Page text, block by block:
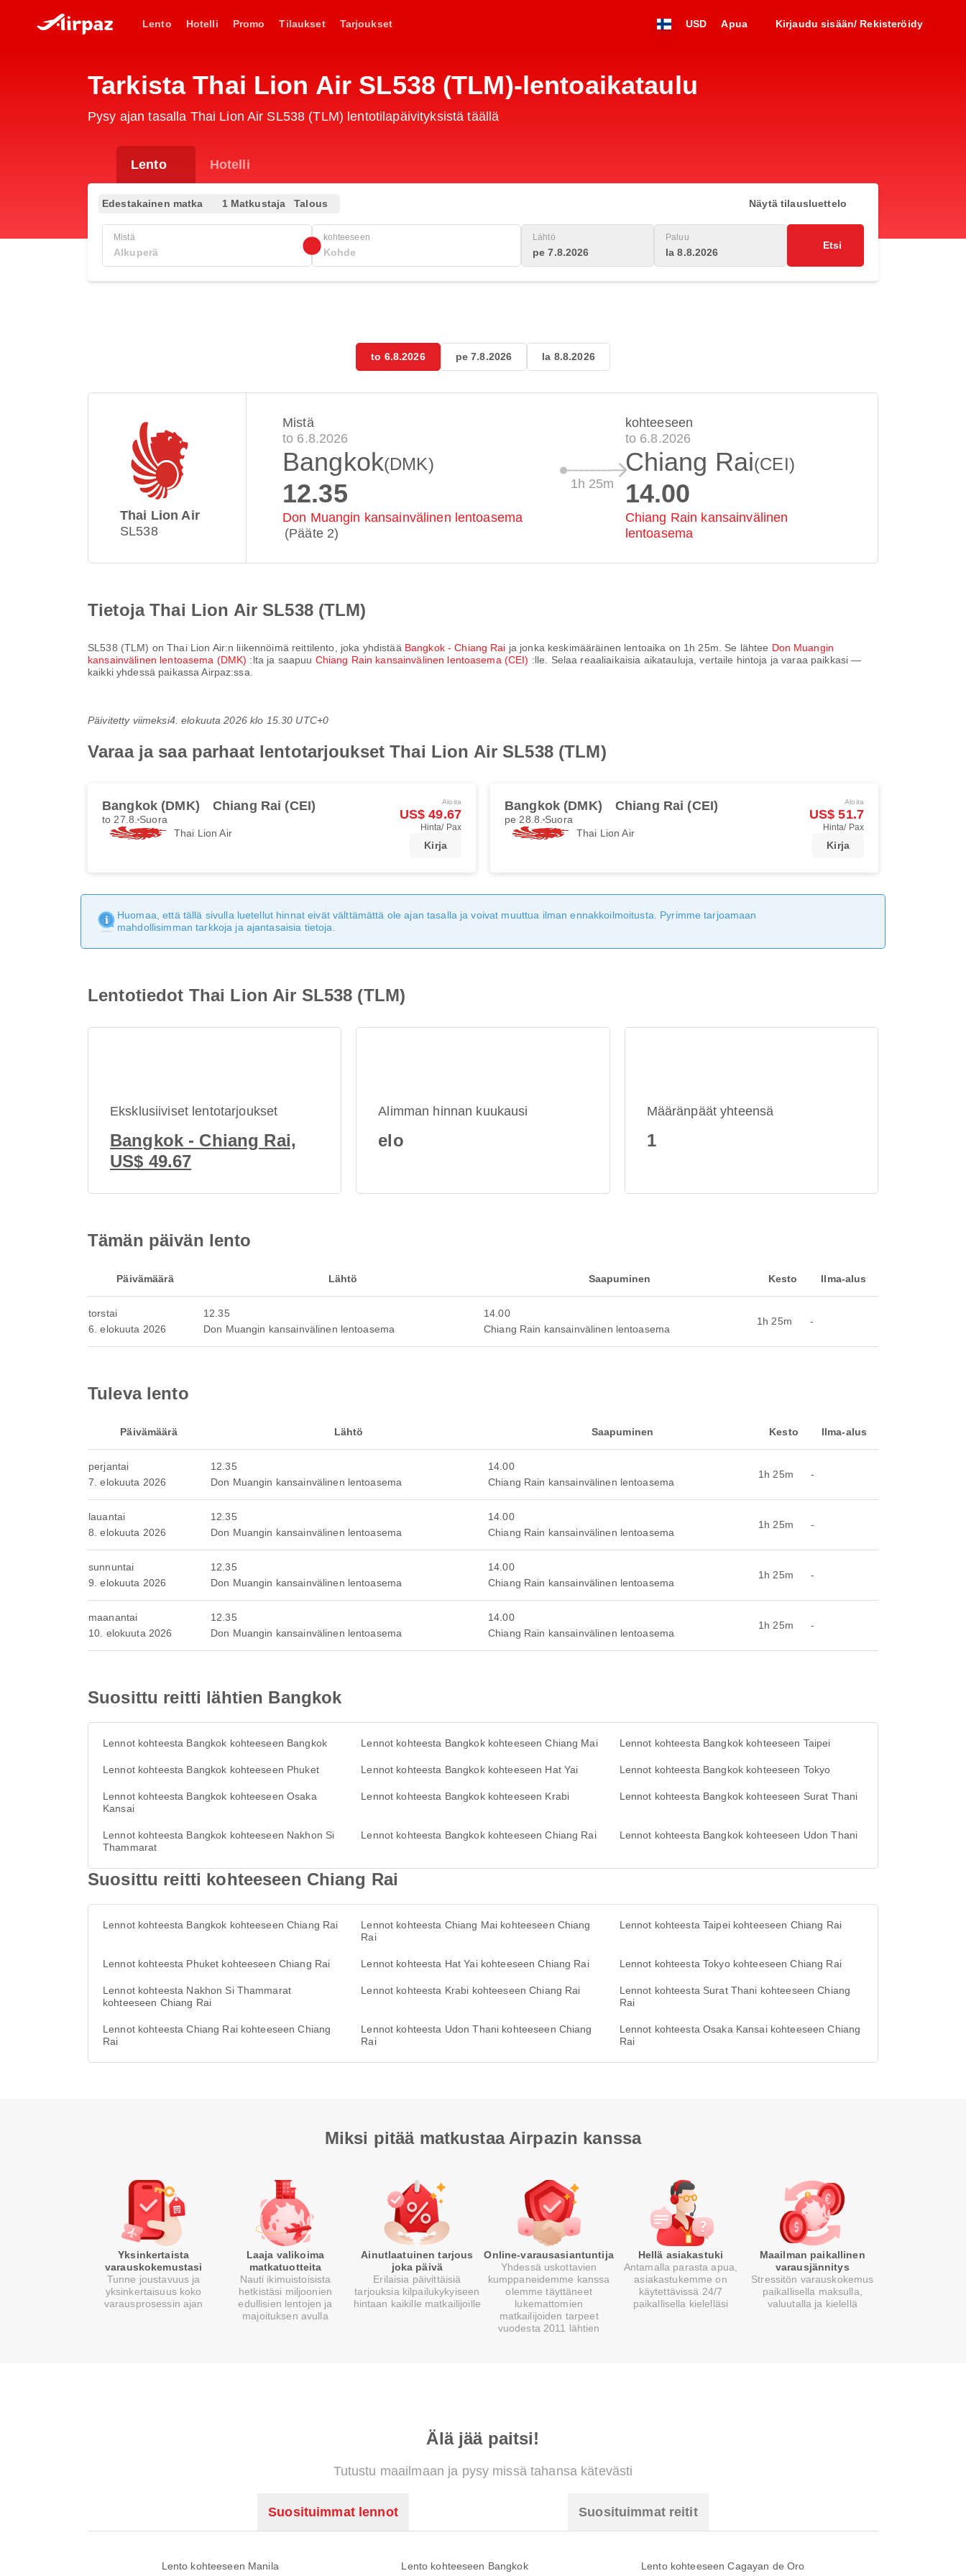
Lento Hotelli Promo Tilaukset Tarjoukset USD Apua Kirjaudu sisään/ Rekisteröidy
Tarkista Thai Lion Air SL538 (TLM)-lentoaikataulu
Pysy ajan tasalla Thai Lion Air SL538 (TLM) lentotilapäivityksistä täällä
Lento Hotelli
Edestakainen matka 1 Matkustaja Talous Näytä tilausluettelo
Mistä kohteeseen Lähtö
pe 7.8.2026
Paluu
la 8.8.2026
Etsi
to 6.8.2026 pe 7.8.2026 la 8.8.2026
Thai Lion Air
SL538
Mistä
to 6.8.2026
Bangkok(DMK)
12.35
Don Muangin kansainvälinen lentoasema
(Pääte 2)
1h 25m
kohteeseen
to 6.8.2026
Chiang Rai(CEI)
14.00
Chiang Rain kansainvälinen
lentoasema
Tietoja Thai Lion Air SL538 (TLM)
SL538 (TLM) onThai Lion Air:n liikennöimä reittilento, joka yhdistää Bangkok - Chiang Rai ja jonka keskimääräinen lentoaika on 1h 25m . Se lähtee Don Muangin
kansainvälinen lentoasema (DMK) :lta ja saapuu Chiang Rain kansainvälinen lentoasema (CEI) :lle. Selaa reaaliaikaisia aikatauluja, vertaile hintoja ja varaa paikkasi —
kaikki yhdessä paikassa Airpaz:ssa.
Päivitetty viimeksi4. elokuuta 2026 klo 15.30 UTC+0
Varaa ja saa parhaat lentotarjoukset Thai Lion Air SL538 (TLM)
Bangkok (DMK) Chiang Rai (CEI)
to 27.8. Suora
Thai Lion Air
Aloita
US$ 49.67
Hinta/ Pax
Kirja
Bangkok (DMK) Chiang Rai (CEI)
pe 28.8. Suora
Thai Lion Air
Aloita
US$ 51.7
Hinta/ Pax
Kirja
Huomaa, että tällä sivulla luetellut hinnat eivät välttämättä ole ajan tasalla ja voivat muuttua ilman ennakkoilmoitusta. Pyrimme tarjoamaan
mahdollisimman tarkkoja ja ajantasaisia tietoja.
Lentotiedot Thai Lion Air SL538 (TLM)
Eksklusiiviset lentotarjoukset
Bangkok - Chiang Rai,
US$ 49.67
Alimman hinnan kuukausi
elo
Määränpäät yhteensä
1
Tämän päivän lento
Päivämäärä Lähtö Saapuminen Kesto Ilma-alus
torstai
6. elokuuta 2026
12.35
Don Muangin kansainvälinen lentoasema
14.00
Chiang Rain kansainvälinen lentoasema
1h 25m -
Tuleva lento
Päivämäärä Lähtö Saapuminen Kesto Ilma-alus
perjantai
7. elokuuta 2026
12.35
Don Muangin kansainvälinen lentoasema
14.00
Chiang Rain kansainvälinen lentoasema
1h 25m -
lauantai
8. elokuuta 2026
12.35
Don Muangin kansainvälinen lentoasema
14.00
Chiang Rain kansainvälinen lentoasema
1h 25m -
sunnuntai
9. elokuuta 2026
12.35
Don Muangin kansainvälinen lentoasema
14.00
Chiang Rain kansainvälinen lentoasema
1h 25m -
maanantai
10. elokuuta 2026
12.35
Don Muangin kansainvälinen lentoasema
14.00
Chiang Rain kansainvälinen lentoasema
1h 25m -
Suosittu reitti lähtien Bangkok
Lennot kohteesta Bangkok kohteeseen Bangkok Lennot kohteesta Bangkok kohteeseen Chiang Mai Lennot kohteesta Bangkok kohteeseen Taipei
Lennot kohteesta Bangkok kohteeseen Phuket Lennot kohteesta Bangkok kohteeseen Hat Yai Lennot kohteesta Bangkok kohteeseen Tokyo
Lennot kohteesta Bangkok kohteeseen Osaka
Kansai
Lennot kohteesta Bangkok kohteeseen Krabi Lennot kohteesta Bangkok kohteeseen Surat Thani
Lennot kohteesta Bangkok kohteeseen Nakhon Si
Thammarat
Lennot kohteesta Bangkok kohteeseen Chiang Rai Lennot kohteesta Bangkok kohteeseen Udon Thani
Suosittu reitti kohteeseen Chiang Rai
Lennot kohteesta Bangkok kohteeseen Chiang Rai
Lennot kohteesta Chiang Mai kohteeseen Chiang
Rai
Lennot kohteesta Taipei kohteeseen Chiang Rai
Lennot kohteesta Phuket kohteeseen Chiang Rai Lennot kohteesta Hat Yai kohteeseen Chiang Rai Lennot kohteesta Tokyo kohteeseen Chiang Rai
Lennot kohteesta Nakhon Si Thammarat
kohteeseen Chiang Rai
Lennot kohteesta Krabi kohteeseen Chiang Rai
Lennot kohteesta Surat Thani kohteeseen Chiang
Rai
Lennot kohteesta Chiang Rai kohteeseen Chiang
Rai
Lennot kohteesta Udon Thani kohteeseen Chiang
Rai
Lennot kohteesta Osaka Kansai kohteeseen Chiang
Rai
Miksi pitää matkustaa Airpazin kanssa
Yksinkertaista
varauskokemustasi
Tunne joustavuus ja
yksinkertaisuus koko
varausprosessin ajan
Laaja valikoima
matkatuotteita
Nauti ikimuistoisista
hetkistäsi miljoonien
edullisien lentojen ja
majoituksen avulla
Ainutlaatuinen tarjous
joka päivä
Erilaisia päivittäisiä
tarjouksia kilpailukykyiseen
hintaan kaikille matkailijoille
Online-varausasiantuntija
Yhdessä uskottavien
kumppaneidemme kanssa
olemme täyttäneet
lukemattomien
matkailijoiden tarpeet
vuodesta 2011 lähtien
Hellä asiakastuki
Antamalla parasta apua,
asiakastukemme on
käytettävissä 24/7
paikallisella kielelläsi
Maailman paikallinen
varausjännitys
Stressitön varauskokemus
paikallisella maksulla,
valuutalla ja kielellä
Älä jää paitsi!
Tutustu maailmaan ja pysy missä tahansa kätevästi
Suosituimmat lennot Suosituimmat reitit
Lento kohteeseen Manila Lento kohteeseen Bangkok Lento kohteeseen Cagayan de Oro